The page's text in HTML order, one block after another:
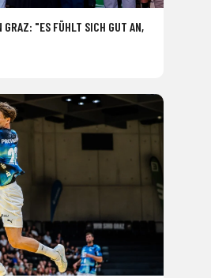
"ES FÜHLT SICH GUT AN,